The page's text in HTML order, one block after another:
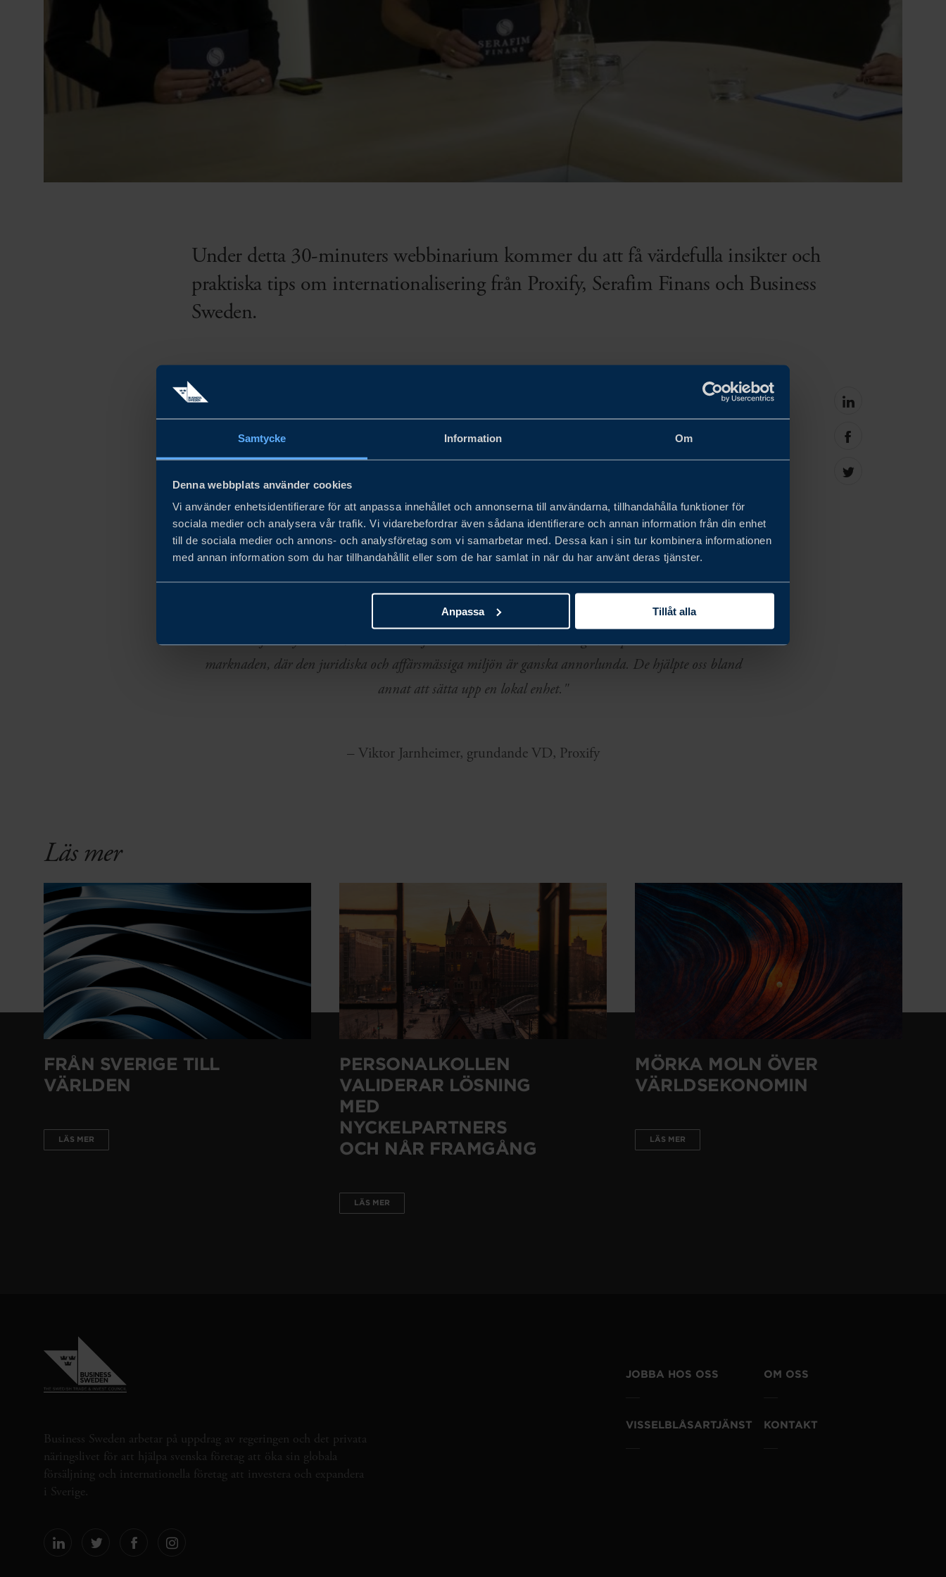
Samtycke Information Om
Denna webbplats använder cookies
Vi använder enhetsidentifierare för att anpassa innehållet och annonserna till användarna, tillhandahålla funktioner för
sociala medier och analysera vår trafik. Vi vidarebefordrar även sådana identifierare och annan information från din enhet
till de sociala medier och annons- och analysföretag som vi samarbetar med. Dessa kan i sin tur kombinera informationen
med annan information som du har tillhandahållit eller som de har samlat in när du har använt deras tjänster.
Anpassa Tillåt alla
Under detta 30-minuters webbinarium kommer du att få värdefulla insikter och
praktiska tips om internationalisering från Proxify, Serafim Finans och Business
Sweden.
Vi diskuterar utmaningarna och möjligheterna med export och internationalisering tillsammans
med vår chefsekonom Lena Sellgren, representanter från det finansiella företaget Serafim Finans, och
Proxify – vinnare av förra årets Di Gasell-pris för "Årets internationella tillväxtföretag". För Sverige
och att fånga även en liten del kan vara tillräckligt för att driva betydande tillväxt."
"Vi har fått mycket stöd, bland annat från Business Sweden, när vi gick in på den amerikanska
marknaden, där den juridiska och affärsmässiga miljön är ganska annorlunda. De hjälpte oss bland
annat att sätta upp en lokal enhet."
– Viktor Jarnheimer, grundande VD, Proxify
Share
linkedin
Share
facebook
Share
Läs mer
FRÅN SVERIGE TILL
VÄRLDEN
LÄS MER
PERSONALKOLLEN
VALIDERAR LÖSNING
MED
NYCKELPARTNERS
OCH NÅR FRAMGÅNG
LÄS MER
MÖRKA MOLN ÖVER
VÄRLDSEKONOMIN
LÄS MER
Business Sweden arbetar på uppdrag av regeringen och det privata
näringslivet för att hjälpa svenska företag att öka sin globala
försäljning och internationella företag att investera och expandera
i Sverige.
JOBBA HOS OSS OM OSS
VISSELBLÅSARTJÄNST KONTAKT